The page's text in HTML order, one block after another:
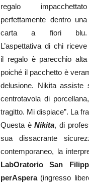
regalo impacchettato
perfettamente dentro una
carta a fiori blu.
L’aspettativa di chi riceve
il regalo è parecchio alta
poiché il pacchetto è
delusione. Nikita
centrotavola di
tragitto. Mi dispiace”. La
Questa èNikita, di
sua dissacrante
contemporaneo, la
LabOratorio San
perAspera(ingresso